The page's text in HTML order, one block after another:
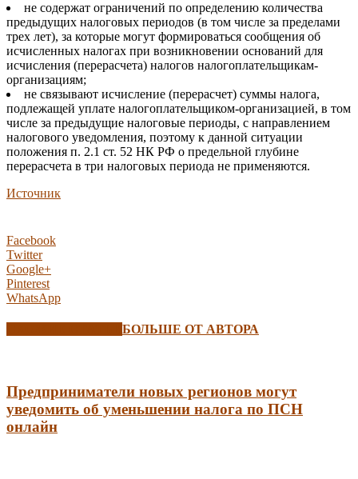
не содержат ограничений по определению количества
предыдущих налоговых периодов (в том числе за пределами
трех лет), за которые могут формироваться сообщения об
исчисленных налогах при возникновении оснований для
исчисления (перерасчета) налогов налогоплательщикам-
организациям;
не связывают исчисление (перерасчет) суммы налога,
подлежащей уплате налогоплательщиком-организацией, в том
числе за предыдущие налоговые периоды, с направлением
налогового уведомления, поэтому к данной ситуации
положения п. 2.1 ст. 52 НК РФ о предельной глубине
перерасчета в три налоговых периода не применяются.
Источник
Facebook
Twitter
Google+
Pinterest
WhatsApp
БОЛЬШЕ ОТ АВТОРА
Предприниматели новых регионов могут
уведомить об уменьшении налога по ПСН
онлайн